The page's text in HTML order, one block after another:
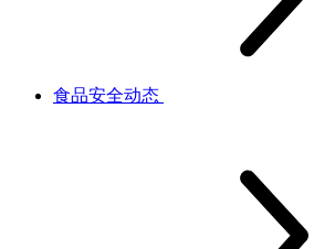
食品安全动态